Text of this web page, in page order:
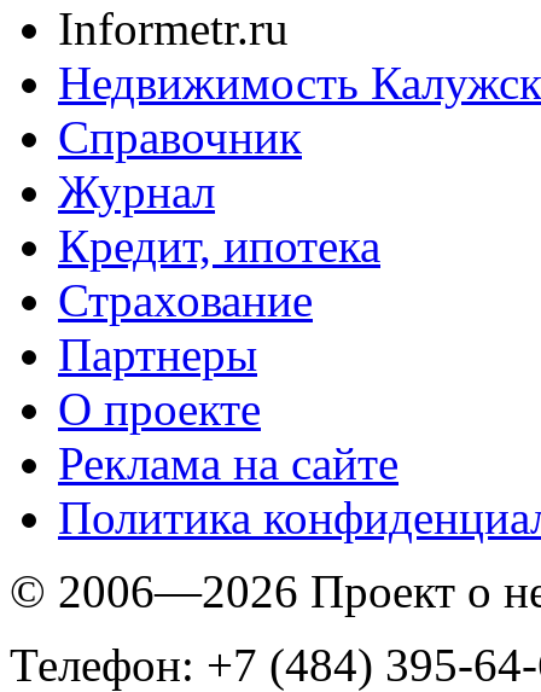
Informetr.ru
Недвижимость
Справочник
Журнал
Кредит, ипотека
Страхование
Партнеры
O проекте
Реклама на сайте
Политика
© 2006—2026 Проект о
Телефон: +7 (484) 395-